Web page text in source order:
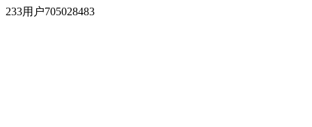
233用户705028483